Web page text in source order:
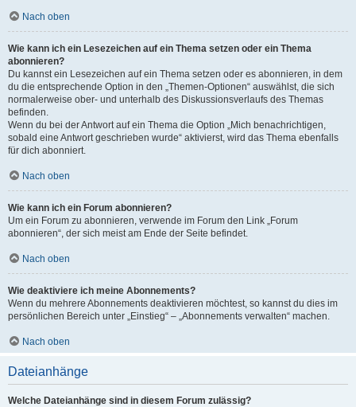
Nach oben
Wie kann ich ein Lesezeichen auf ein Thema setzen oder ein Thema
abonnieren?
Du kannst ein Lesezeichen auf ein Thema setzen oder es abonnieren, in dem
du die entsprechende Option in den „Themen-Optionen“ auswählst, die sich
normalerweise ober- und unterhalb des Diskussionsverlaufs des Themas
befinden.
Wenn du bei der Antwort auf ein Thema die Option „Mich benachrichtigen,
sobald eine Antwort geschrieben wurde“ aktivierst, wird das Thema ebenfalls
für dich abonniert.
Nach oben
Wie kann ich ein Forum abonnieren?
Um ein Forum zu abonnieren, verwende im Forum den Link „Forum
abonnieren“, der sich meist am Ende der Seite befindet.
Nach oben
Wie deaktiviere ich meine Abonnements?
Wenn du mehrere Abonnements deaktivieren möchtest, so kannst du dies im
persönlichen Bereich unter „Einstieg“ – „Abonnements verwalten“ machen.
Nach oben
Dateianhänge
Welche Dateianhänge sind in diesem Forum zulässig?